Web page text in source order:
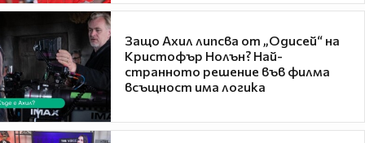
Защо Ахил липсва от „Одисей“ на
Кристофър Нолън? Най-
странното решение във филма
всъщност има логика